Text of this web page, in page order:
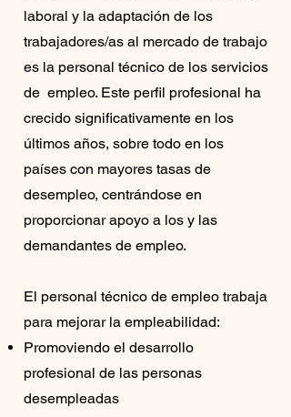
laboral y la adaptación de los
trabajadores/as al mercado de trabajo
es la personal técnico de los servicios
de empleo. Este perfil profesional ha
crecido significativamente en los
últimos años, sobre todo en los
países con mayores tasas de
desempleo, centrándose en
proporcionar apoyo a los y las
demandantes de empleo.
El personal técnico de empleo trabaja
para mejorar la empleabilidad:
Promoviendo el desarrollo
profesional de las personas
desempleadas